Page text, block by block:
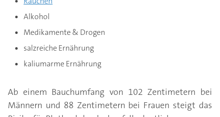
Alkohol
Medikamente & Drogen
salzreiche Ernährung
kaliumarme Ernährung
Ab einem Bauchumfang von 102 Zentimetern bei
Männern und 88 Zentimetern bei Frauen steigt das